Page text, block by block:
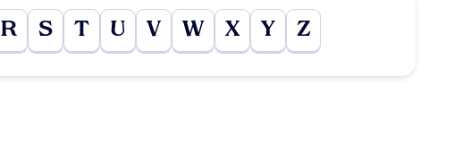
R S T U V W X Y Z